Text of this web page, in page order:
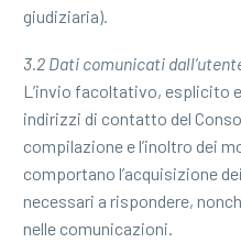
giudiziaria).
3.2 Dati comunicati
L’invio facoltativo, esplicito
indirizzi di contatto del
compilazione e l’inoltro dei
comportano l’acquisizione
necessari a rispondere,
nelle comunicazioni.